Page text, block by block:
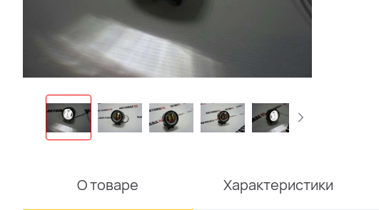
О товаре Характеристики